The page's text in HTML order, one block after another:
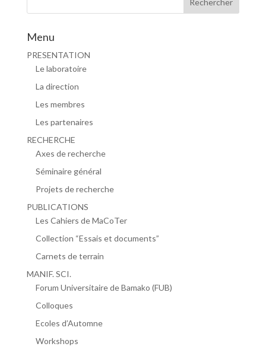
Menu
PRESENTATION
Le laboratoire
La direction
Les membres
Les partenaires
RECHERCHE
Axes de recherche
Séminaire général
Projets de recherche
PUBLICATIONS
Les Cahiers de MaCoTer
Collection “Essais et documents”
Carnets de terrain
MANIF. SCI.
Forum Universitaire de Bamako (FUB)
Colloques
Ecoles d’Automne
Workshops